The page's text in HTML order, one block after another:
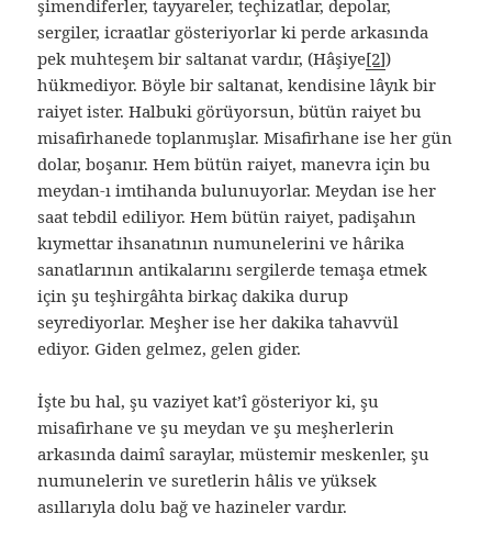
şimendiferler, tayyareler, teçhizatlar, depolar,
sergiler, icraatlar gösteriyorlar ki perde arkasında
pek muhteşem bir saltanat vardır, (Hâşiye[2])
hükmediyor. Böyle bir saltanat, kendisine lâyık bir
raiyet ister. Halbuki görüyorsun, bütün raiyet bu
misafirhanede toplanmışlar. Misafirhane ise her gün
dolar, boşanır. Hem bütün raiyet, manevra için bu
meydan-ı imtihanda bulunuyorlar. Meydan ise her
saat tebdil ediliyor. Hem bütün raiyet, padişahın
kıymettar ihsanatının numunelerini ve hârika
sanatlarının antikalarını sergilerde temaşa etmek
için şu teşhirgâhta birkaç dakika durup
seyrediyorlar. Meşher ise her dakika tahavvül
ediyor. Giden gelmez, gelen gider.
İşte bu hal, şu vaziyet kat’î gösteriyor ki, şu
misafirhane ve şu meydan ve şu meşherlerin
arkasında daimî saraylar, müstemir meskenler, şu
numunelerin ve suretlerin hâlis ve yüksek
asıllarıyla dolu bağ ve hazineler vardır.